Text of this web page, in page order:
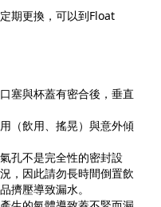
期更換，可以到Float
塞與杯蓋有密合後，垂直
（飲用、搖晃）與意外傾
孔不是完全性的密封設
，因此請勿長時間倒置飲
擠壓導致漏水。